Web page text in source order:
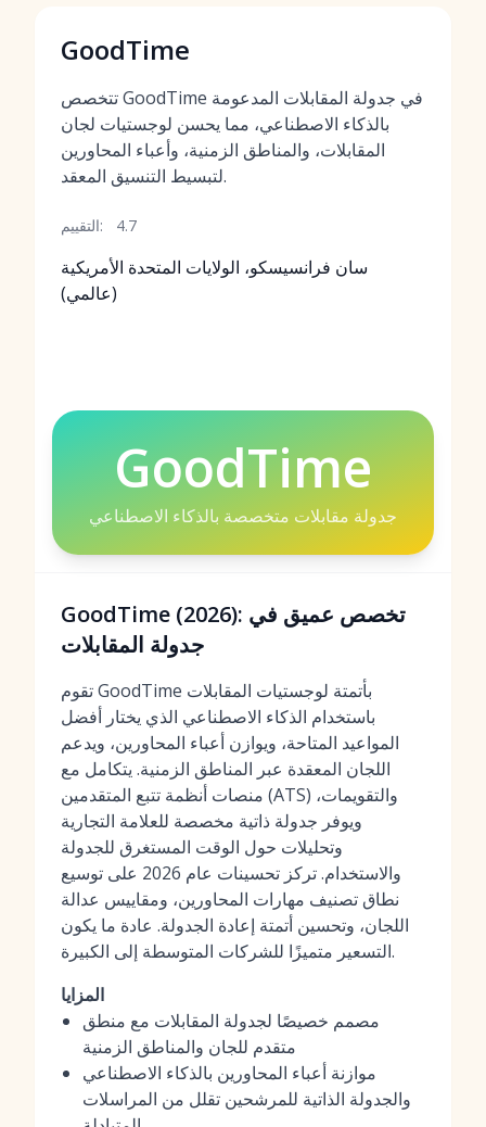
GoodTime
تتخصص GoodTime في جدولة المقابلات المدعومة
بالذكاء الاصطناعي، مما يحسن لوجستيات لجان
المقابلات، والمناطق الزمنية، وأعباء المحاورين
لتبسيط التنسيق المعقد.
التقييم: 4.7
سان فرانسيسكو، الولايات المتحدة الأمريكية
(عالمي)
GoodTime
جدولة مقابلات متخصصة بالذكاء الاصطناعي
GoodTime (2026): تخصص عميق في
جدولة المقابلات
تقوم GoodTime بأتمتة لوجستيات المقابلات
باستخدام الذكاء الاصطناعي الذي يختار أفضل
المواعيد المتاحة، ويوازن أعباء المحاورين، ويدعم
اللجان المعقدة عبر المناطق الزمنية. يتكامل مع
منصات أنظمة تتبع المتقدمين (ATS) والتقويمات،
ويوفر جدولة ذاتية مخصصة للعلامة التجارية
وتحليلات حول الوقت المستغرق للجدولة
والاستخدام. تركز تحسينات عام 2026 على توسيع
نطاق تصنيف مهارات المحاورين، ومقاييس عدالة
اللجان، وتحسين أتمتة إعادة الجدولة. عادة ما يكون
التسعير متميزًا للشركات المتوسطة إلى الكبيرة.
المزايا
مصمم خصيصًا لجدولة المقابلات مع منطق
متقدم للجان والمناطق الزمنية
موازنة أعباء المحاورين بالذكاء الاصطناعي
والجدولة الذاتية للمرشحين تقلل من المراسلات